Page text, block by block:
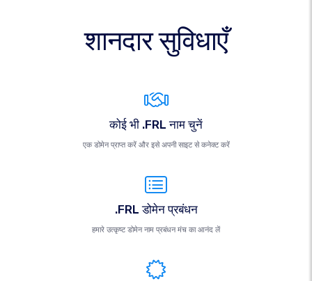
शानदार सुविधाएँ
कोई भी .FRL नाम चुनें
एक डोमेन प्राप्त करें और इसे अपनी साइट से कनेक्ट करें
.FRL डोमेन प्रबंधन
हमारे उत्कृष्ट डोमेन नाम प्रबंधन मंच का आनंद लें